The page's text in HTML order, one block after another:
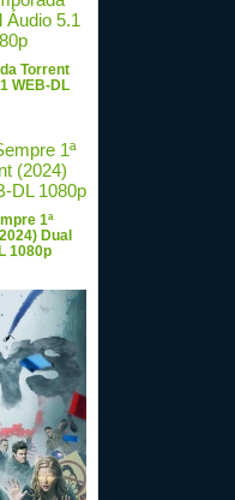
Torrent
WEB-DL
1ª
Dual
1080p